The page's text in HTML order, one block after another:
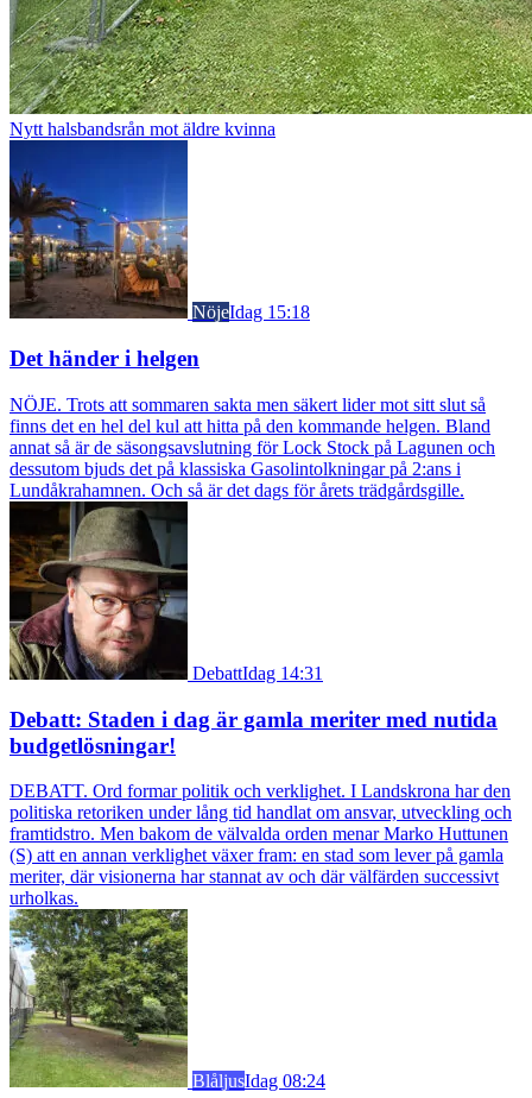
Nytt halsbandsrån mot äldre kvinna
NöjeIdag 15:18
Det händer i helgen
NÖJE. Trots att sommaren sakta men säkert lider mot sitt slut så
finns det en hel del kul att hitta på den kommande helgen. Bland
annat så är de säsongsavslutning för Lock Stock på Lagunen och
dessutom bjuds det på klassiska Gasolintolkningar på 2:ans i
Lundåkrahamnen. Och så är det dags för årets trädgårdsgille.
DebattIdag 14:31
Debatt: Staden i dag är gamla meriter med nutida
budgetlösningar!
DEBATT. Ord formar politik och verklighet. I Landskrona har den
politiska retoriken under lång tid handlat om ansvar, utveckling och
framtidstro. Men bakom de välvalda orden menar Marko Huttunen
(S) att en annan verklighet växer fram: en stad som lever på gamla
meriter, där visionerna har stannat av och där välfärden successivt
urholkas.
BlåljusIdag 08:24